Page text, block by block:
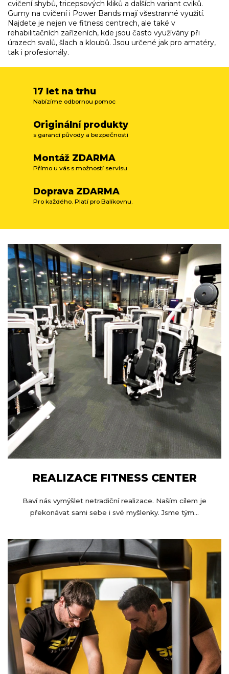
y
v
ý
p
i
cvičení shybů, tricepsových kliků a dalších variant cviků.
Gumy na cvičení i Power Bands mají všestranné využití.
Najdete je nejen ve fitness centrech, ale také v
rehabilitačních zařízeních, kde jsou často využívány při
úrazech svalů, šlach a kloubů. Jsou určené jak pro amatéry,
tak i profesionály.
17 let na trhu
Nabízíme odbornou pomoc
Originální produkty
s garancí původy a bezpečnosti
Montáž ZDARMA
Přímo u vás s možností servisu
Doprava ZDARMA
Pro každého. Platí pro Balíkovnu.
REALIZACE FITNESS CENTER
Baví nás vymýšlet netradiční realizace. Naším cílem je
překonávat sami sebe i své myšlenky. Jsme tým...